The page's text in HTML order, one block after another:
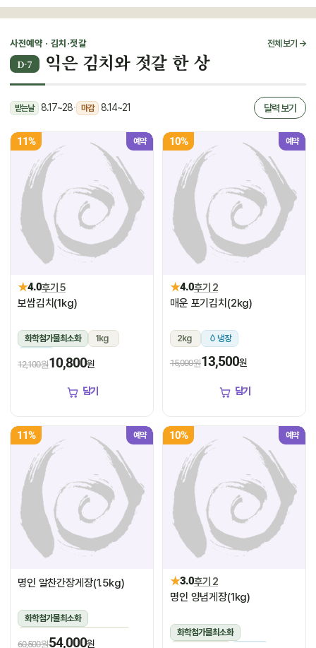
사전예약 · 김치·젓갈 전체 보기 →
D-7 익은 김치와 젓갈 한 상
받는날 8.17~28· 마감 8.14~21 달력 보기
11% 예약
★4.0후기 5
보쌈김치(1kg)
화학첨가물최소화
1kg
12,100원10,800원
담기
10% 예약
★4.0후기 2
매운 포기김치(2kg)
2kg 냉장
15,000원13,500원
담기
11% 예약
명인 알찬간장게장(1.5kg)
화학첨가물최소화
1.5kg(꽃게450g,장물1,050g)
60,500원54,000원
10% 예약
★3.0후기 2
명인 양념게장(1kg)
화학첨가물최소화